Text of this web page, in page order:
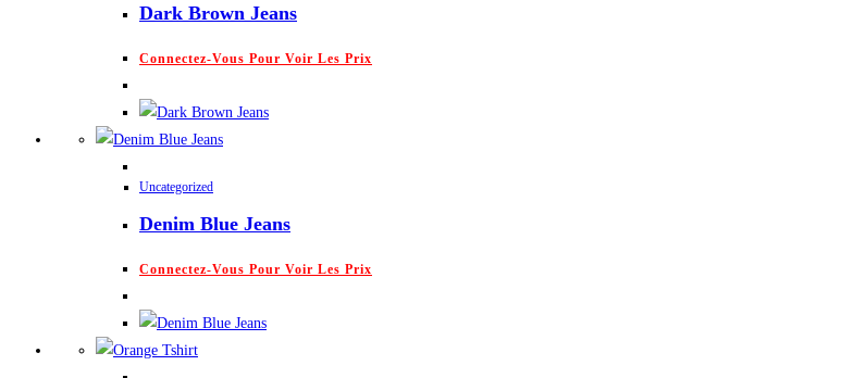
Dark Brown Jeans
Connectez-Vous Pour Voir Les Prix
Uncategorized
Denim Blue Jeans
Connectez-Vous Pour Voir Les Prix